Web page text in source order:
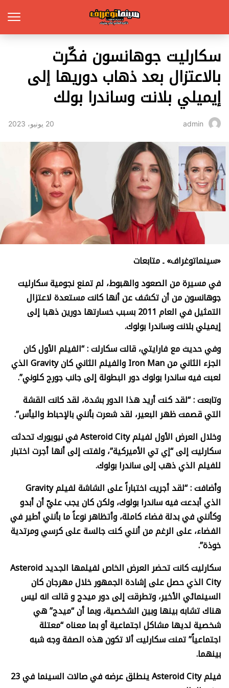
سكارليت جوهانسون فكّرت
بالاعتزال بعد ذهاب دوريها إلى
إيميلي بلانت وساندرا بولك
admin 20 يونيو، 2023
«سينماتوغراف» ـ متابعات
في مسيرة من الصعود والهبوط، لم تمنع نجومية سكارليت
جوهانسون من أن تكشف عن أنها كانت مستعدة لاعتزال
التمثيل في العام 2011 بسبب خسارتها دورين ذهبا إلى
إيميلي بلانت وساندرا بولوك.
وفي حديث مع فارايتي، قالت سكارلت : “الفيلم الأول كان
الجزء الثاني منIron Manوالفيلم الثاني كانGravityالذي
لعبت فيه ساندرا بولوك دور البطولة إلى جانب جورج كلوني”.
وتابعت : “لقد كنت أريد هذا الدور بشدة، لقد كانت القشة
التي قصمت ظهر البعير، لقد شعرت بأنني بالإحباط واليأس”.
وخلال العرض الأول لفيلمAsteroid Cityفي نيويورك تحدثت
سكارليت إلى “إي تي الأميركية”، ولفتت إلى أنها أجرت اختبار
للفيلم الذي ذهب إلى ساندرابولوك.
وأضافت : “لقد أجريت اختباراً على الشاشة لفيلمGravity
الذي أبدعت فيه ساندرا بولوك، ولكن كان يجب عليّ أن أبدو
وكأنني في بدلة فضاء كاملة، وأتظاهر نوعاً ما بأنني أطير في
الفضاء، على الرغم من أنني كنت جالسة على كرسي ومرتدية
خوذة”.
سكارليت كانت تحضر العرض الخاص لفيلمها الجديدAsteroid
Cityالذي حصل على إشادة الجمهور خلال مهرجان كان
السينمائي الأخير، وتطرقت إلى دور ميدج و قالت انه ليس
هناك تشابه بينها وبين الشخصية، وبما أن “ميدج” هي
شخصية لديها مشاكل اجتماعية أو بما معناه “معتلة
اجتماعياً” تمنت سكارليت ألا تكون هذه الصفة وجه شبه
بينهما.
فيلمAsteroid City
ينطلق عرضه في صالات السينما في 23